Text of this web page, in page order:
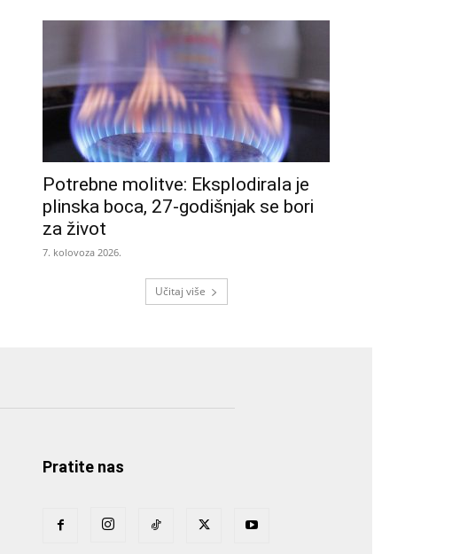
Potrebne molitve: Eksplodirala je
plinska boca, 27-godišnjak se bori
za život
7. kolovoza 2026.
Učitaj više
Pratite nas